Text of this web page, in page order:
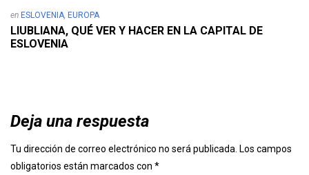
en ESLOVENIA, EUROPA
LIUBLIANA, QUÉ VER Y HACER EN LA CAPITAL DE
ESLOVENIA
Deja una respuesta
Tu dirección de correo electrónico no será publicada. Los campos
obligatorios están marcados con *